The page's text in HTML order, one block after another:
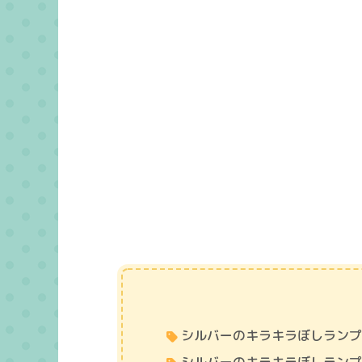
シルバーのキラキラぼしラン